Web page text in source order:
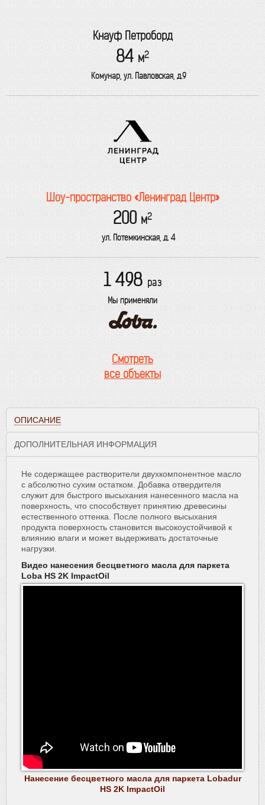
Кнауф Петроборд
84 м2
Комунар, ул. Павловская, д.9
Шоу-пространство «Ленинград Центр»
200 м2
ул. Потемкинская, д. 4
1 498 раз
Мы применяли
Смотреть
все объекты
ОПИСАНИЕ
ДОПОЛНИТЕЛЬНАЯ ИНФОРМАЦИЯ
Не содержащее растворители двухкомпонентное масло
с абсолютно сухим остатком. Добавка отвердителя
служит для быстрого высыхания нанесенного масла на
поверхность, что способствует принятию древесины
естественного оттенка. После полного высыхания
продукта поверхность становится высокоустойчивой к
влиянию влаги и может выдерживать достаточные
нагрузки.
Видео нанесения бесцветного масла для паркета
Loba HS 2K ImpactOil
Нанесение бесцветного масла для паркета Lobadur
HS 2K ImpactOil